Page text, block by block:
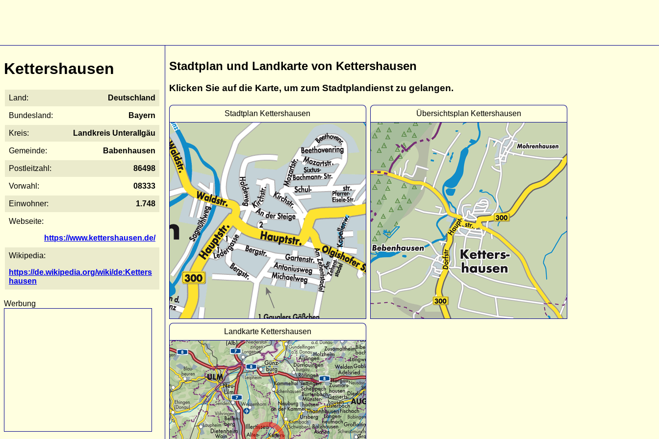
Kettershausen
Land: Deutschland
Bundesland: Bayern
Kreis: Landkreis Unterallgäu
Gemeinde: Babenhausen
Postleitzahl: 86498
Vorwahl: 08333
Einwohner: 1.748
Webseite:
https://www.kettershausen.de/
Wikipedia:
https://de.wikipedia.org/wiki/de:Ketters
hausen
Werbung
Stadtplan und Landkarte von Kettershausen
Klicken Sie auf die Karte, um zum Stadtplandienst zu gelangen.
Stadtplan Kettershausen Übersichtsplan Kettershausen
Landkarte Kettershausen